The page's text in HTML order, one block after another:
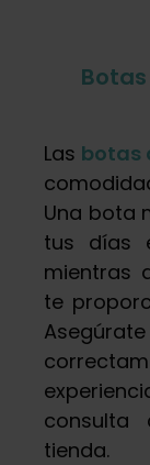
Las botas
Una bota
tus días
mientras
te
consulta
tienda.